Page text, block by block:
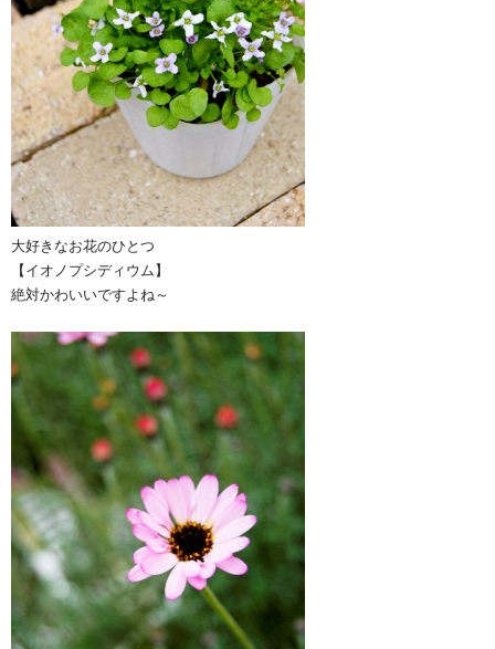
大好きなお花のひとつ
【イオノプシディウム】
絶対かわいいですよね～